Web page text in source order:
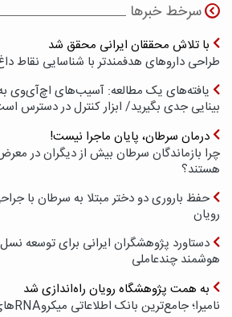
سرخط خبرها
با تلاش محققان ایرانی محقق شد
طراحی داروهای هدفمندتر با شناسایی نقاط
یافته‌های یک مطالعه: آسیب‌های اچ‌آی‌وی
بینایی جدی بگیرید/ ابزار کنترل در دسترس
درمان سرطان، پایان ماجرا نیست!
چرا بازماندگان سرطان بیش از دیگران در
هستند؟
حفظ باروری دو دختر مبتلا به سرطان با
رویان
دستاورد پژوهشگران ایرانی برای توسعه
هوشمند چندعاملی
به همت پژوهشگاه رویان راه‌اندازی شد
نامیرا؛ جامع‌ترین بانک اطلاعاتی میکروRNAهای مرتبط با سرطان